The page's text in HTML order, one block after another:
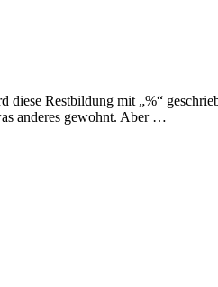
Restbildung mit „%“
anderes gewohnt. Aber …